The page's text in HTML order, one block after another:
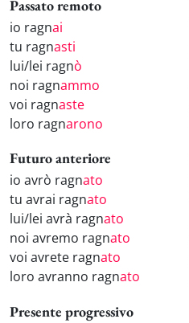
Passato remoto
io ragnai
tu ragnasti
lui/lei ragnò
noi ragnammo
voi ragnaste
loro ragnarono
Futuro anteriore
io avrò ragnato
tu avrai ragnato
lui/lei avrà ragnato
noi avremo ragnato
voi avrete ragnato
loro avranno ragnato
Presente progressivo